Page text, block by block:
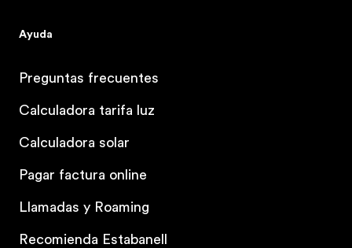
Ayuda
Preguntas frecuentes
Calculadora tarifa luz
Calculadora solar
Pagar factura online
Llamadas y Roaming
Recomienda Estabanell